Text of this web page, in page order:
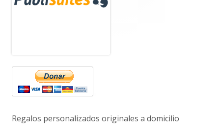
principal
Regalos personalizados originales a domicilio